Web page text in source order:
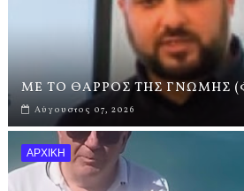
ΜΕ ΤΟ ΘΑΡΡΟΣ ΤΗΣ ΓΝΩΜΗΣ
Αύγουστος 07, 2026
ΑΡΧΙΚΗ